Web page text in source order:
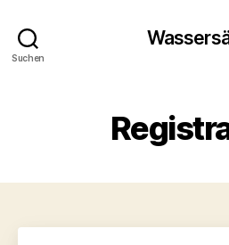
Suchen